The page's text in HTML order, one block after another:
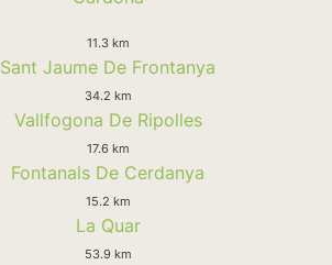
11.3 km
Sant Jaume De Frontanya
34.2 km
Vallfogona De Ripolles
17.6 km
Fontanals De Cerdanya
15.2 km
La Quar
53.9 km